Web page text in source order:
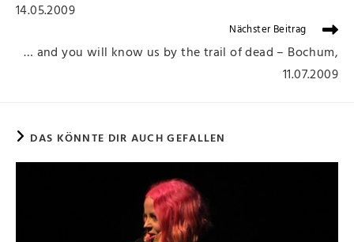
14.05.2009
Nächster Beitrag
… and you will know us by the trail of dead – Bochum,
11.07.2009
DAS KÖNNTE DIR AUCH GEFALLEN